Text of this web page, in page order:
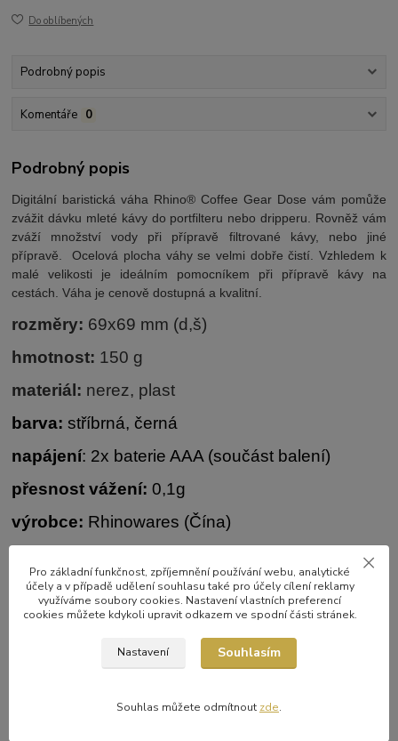
Do oblíbených
Podrobný popis
Komentáře 0
Podrobný popis
Digitální baristická váha Rhino® Coffee Gear Dose vám pomůže
zvážit dávku mleté kávy do portfilteru nebo dripperu. Rovněž vám
zváží množství vody při přípravě filtrované kávy, nebo jiné
přípravě. Ocelová plocha váhy se velmi dobře čistí. Vzhledem k
malé velikosti je ideálním pomocníkem při přípravě kávy na
cestách. Váha je cenově dostupná a kvalitní.
rozměry: 69x69 mm (d,š)
hmotnost: 150 g
materiál: nerez, plast
barva:stříbrná, černá
napájení: 2x baterie AAA (součást balení)
přesnost vážení:0,1g
výrobce: Rhinowares (Čína)
Zboží zařazeno v kategoriích
Pro základní funkčnost, zpříjemnění používání webu, analytické
účely a v případě udělení souhlasu také pro účely cílení reklamy
využíváme soubory cookies. Nastavení vlastních preferencí
cookies můžete kdykoli upravit odkazem ve spodní části stránek.
Nastavení Souhlasím
Souhlas můžete odmítnout zde.